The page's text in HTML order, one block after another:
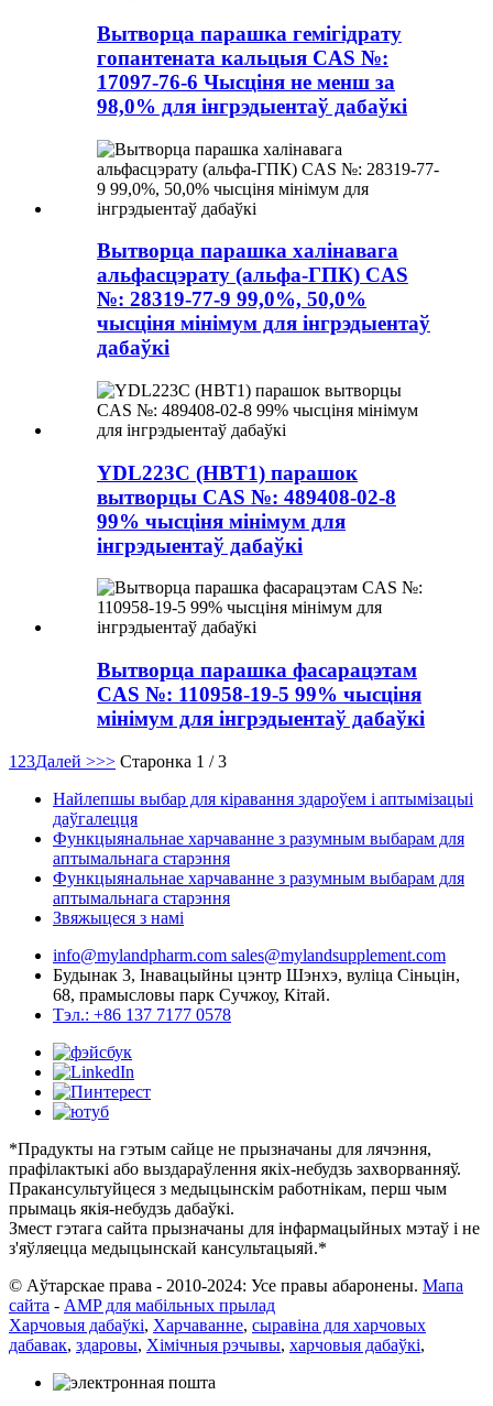
Вытворца парашка гемігідрату
гопантената кальцыя CAS №:
17097-76-6 Чысціня не менш за
98,0% для інгрэдыентаў дабаўкі
Вытворца парашка халінавага
альфасцэрату (альфа-ГПК) CAS
№: 28319-77-9 99,0%, 50,0%
чысціня мінімум для інгрэдыентаў
дабаўкі
YDL223C (HBT1) парашок
вытворцы CAS №: 489408-02-8
99% чысціня мінімум для
інгрэдыентаў дабаўкі
Вытворца парашка фасарацэтам
CAS №: 110958-19-5 99% чысціня
мінімум для інгрэдыентаў дабаўкі
1 23Далей >>> Старонка 1 / 3
Найлепшы выбар для кіравання здароўем і аптымізацыі
даўгалецця
Функцыянальнае харчаванне з разумным выбарам для
аптымальнага старэння
Функцыянальнае харчаванне з разумным выбарам для
аптымальнага старэння
Звяжыцеся з намі
info@mylandpharm.com sales@mylandsupplement.com
Будынак 3, Інавацыйны цэнтр Шэнхэ, вуліца Сіньцін,
68, прамысловы парк Сучжоу, Кітай.
Тэл.: +86 137 7177 0578
*Прадукты на гэтым сайце не прызначаны для лячэння,
прафілактыкі або выздараўлення якіх-небудзь захворванняў.
Пракансультуйцеся з медыцынскім работнікам, перш чым
прымаць якія-небудзь дабаўкі.
Змест гэтага сайта прызначаны для інфармацыйных мэтаў і не
з'яўляецца медыцынскай кансультацыяй.*
© Аўтарскае права - 2010-2024: Усе правы абаронены. Мапа
сайта - AMP для мабільных прылад
Харчовыя дабаўкі, Харчаванне, сыравіна для харчовых
дабавак, здаровы, Хімічныя рэчывы, харчовыя дабаўкі,